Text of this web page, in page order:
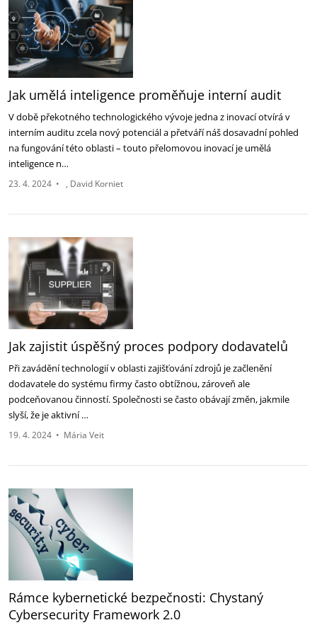
Jak umělá inteligence proměňuje interní audit
V době překotného technologického vývoje jedna z inovací otvírá v
interním auditu zcela nový potenciál a přetváří náš dosavadní pohled
na fungování této oblasti – touto přelomovou inovací je umělá
inteligence n…
23. 4. 2024 • David Korniet
Jak zajistit úspěšný proces podpory dodavatelů
Při zavádění technologií v oblasti zajišťování zdrojů je začlenění
dodavatele do systému firmy často obtížnou, zároveň ale
podceňovanou činností. Společnosti se často obávají změn, jakmile
slyší, že je aktivní …
19. 4. 2024 • Mária Veit
Rámce kybernetické bezpečnosti: Chystaný
Cybersecurity Framework 2.0